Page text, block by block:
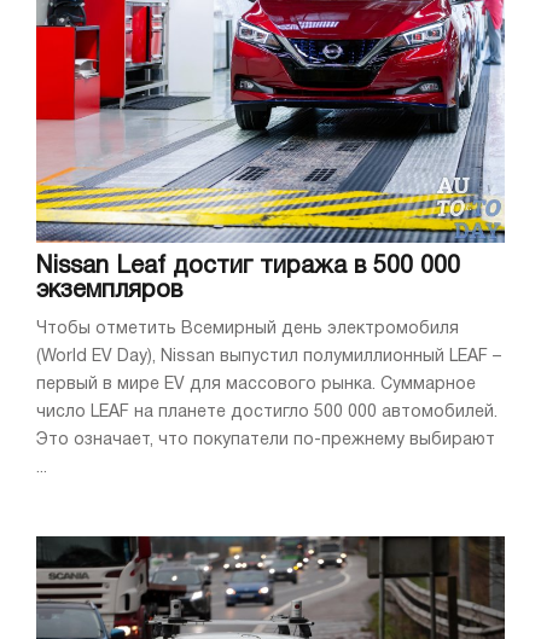
Nissan Leaf достиг тиража в 500 000
экземпляров
Чтобы отметить Всемирный день электромобиля
(World EV Day), Nissan выпустил полумиллионный LEAF –
первый в мире EV для массового рынка. Суммарное
число LEAF на планете достигло 500 000 автомобилей.
Это означает, что покупатели по-прежнему выбирают
...